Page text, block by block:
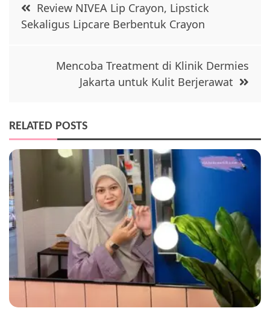
navigation
Review NIVEA Lip Crayon, Lipstick
Sekaligus Lipcare Berbentuk Crayon
Mencoba Treatment di Klinik Dermies
Jakarta untuk Kulit Berjerawat
RELATED POSTS